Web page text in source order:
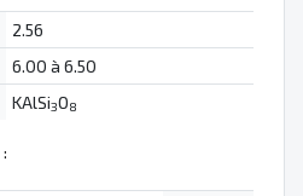
2.56
6.00 à 6.50
KAlSi3O8
: